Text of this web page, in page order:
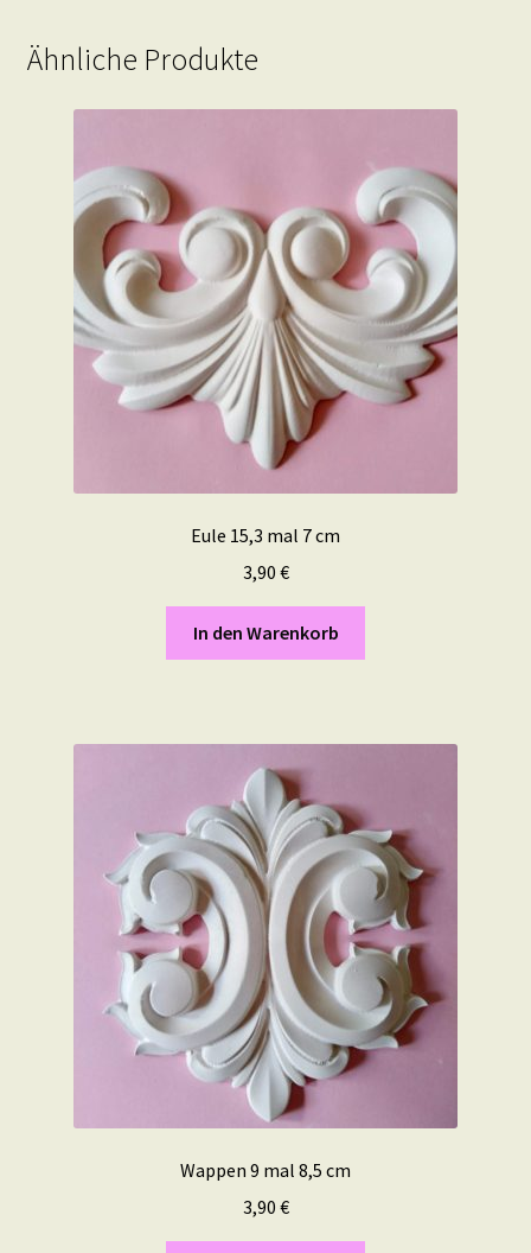
Ähnliche Produkte
Eule 15,3 mal 7 cm
3,90 €
In den Warenkorb
Wappen 9 mal 8,5 cm
3,90 €